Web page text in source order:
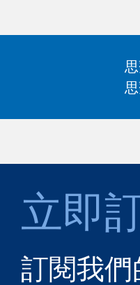
立即
訂閱我們